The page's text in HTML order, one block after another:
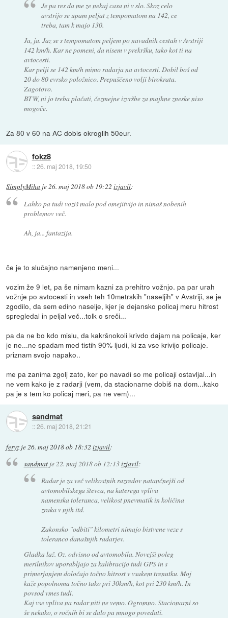
Je pa res da me ze nekaj casa ni v slo. Skoz celo
avstrijo se upam peljat z tempomatom na 142, ce
treba, tam k majo 130.
Ja, ja. Jaz se s tempomatom peljem po navadnih cestah v Avstriji
142 km/h. Kar ne pomeni, da nisem v prekršku, tako kot ti na
avtocesti.
Kar pelji se 142 km/h mimo radarja na avtocesti. Dobil boš od
20 do 80 evrsko položnico. Prepuščeno volji birokrata.
Zagotovo.
BTW, ni jo treba plačati, čezmejne izvršbe za majhne zneske niso
mogoče.
Za 80 v 60 na AC dobis okroglih 50eur.
fokz8
::26. maj 2018, 19:50
SimplyMiha je26. maj 2018 ob 19:22 izjavil:
Lahko pa tudi voziš malo pod omejitvijo in nimaš nobenih
problemov več.
Ah, ja... fantazija.
če je to slučajno namenjeno meni...
vozim že 9 let, pa še nimam kazni za prehitro vožnjo. pa par urah
vožnje po avtocesti in vseh teh 10metrskih "naseljih" v Avstriji, se je
zgodilo, da sem edino naselje, kjer je dejansko policaj meru hitrost
spregledal in peljal več...tolk o sreči...
pa da ne bo kdo mislu, da kakršnokoli krivdo dajam na policaje, ker
je ne...ne spadam med tistih 90% ljudi, ki za vse krivijo policaje.
priznam svojo napako..
me pa zanima zgolj zato, ker po navadi so me policaji ostavljal...in
ne vem kako je z radarji (vem, da stacionarne dobiš na dom...kako
pa je s tem ko policaj meri, pa ne vem)...
sandmat
::26. maj 2018, 21:21
feryz je26. maj 2018 ob 18:32 izjavil:
sandmatje22. maj 2018 ob 12:13izjavil:
Radar je za več velikostnih razredov natančnejši od
avtomobilskega števca, na katerega vpliva
namenska toleranca, velikost pnevmatik in količina
zraka v njih itd.
Zakonsko "odbiti" kilometri nimajo bistvene veze s
toleranco današnjih radarjev.
Gladka laž. Oz. odvisno od avtomobila. Novejši poleg
merilnikov uporabljajo za kalibracijo tudi GPS in s
primerjanjem določajo točno hitrost v vsakem trenutku. Moj
kaže popolnoma točno tako pri 30km/h, kot pri 230 km/h. In
povsod vmes tudi.
Kaj vse vpliva na radar niti ne vemo. Ogromno. Stacionarni so
še nekako, o ročnih bi se dalo pa mnogo povedati.